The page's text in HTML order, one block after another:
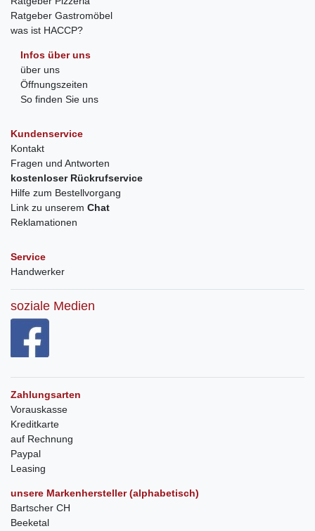
Ratgeber Gastromöbel
was ist HACCP?
Infos über uns
über uns
Öffnungszeiten
So finden Sie uns
Kundenservice
Kontakt
Fragen und Antworten
kostenloser Rückrufservice
Hilfe zum Bestellvorgang
Link zu unserem Chat
Reklamationen
Service
Handwerker
soziale Medien
Zahlungsarten
Vorauskasse
Kreditkarte
auf Rechnung
Paypal
Leasing
unsere Markenhersteller (alphabetisch)
Bartscher CH
Beeketal